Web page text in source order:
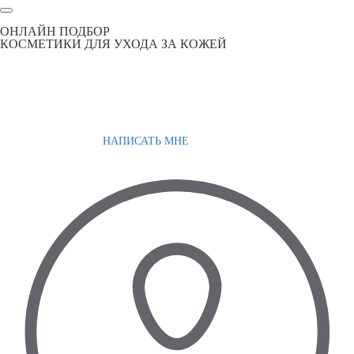
ОНЛАЙН ПОДБОР
КОСМЕТИКИ ДЛЯ УХОДА ЗА КОЖЕЙ
НАПИСАТЬ МНЕ